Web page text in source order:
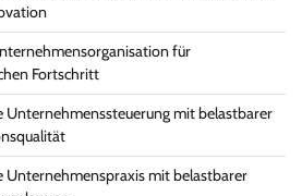
für
Fortschritt
Unternehmenssteuerung mit belastbarer
Unternehmenspraxis mit belastbarer